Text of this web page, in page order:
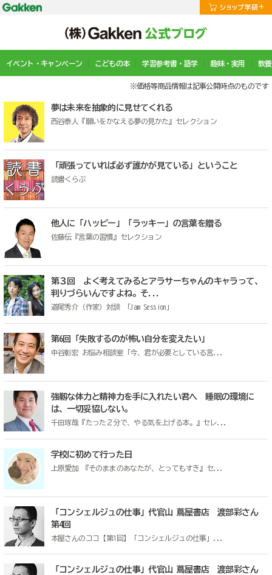
イベント・キャンペーン こどもの本 学習参考書・語学 趣味・実用 教
※価格等商品情報は記事公開時点のものです
夢は未来を抽象的に見せてくれる
西谷泰人『願いをかなえる夢の見かた』セレクション
「頑張っていれば必ず誰かが見ている」ということ
読書くらぶ
他人に「ハッピー」「ラッキー」の言葉を贈る
佐藤伝『言葉の習慣』セレクション
第３回 よく考えてみるとアラサーちゃんのキャラって、
判りづらいんですよね。そ...
道尾秀介（作家）対談 「Jam Session」
第6回「失敗するのが怖い自分を変えたい」
中谷彰宏 お悩み相談室「今、君が必要としている言...
強靱な体力と精神力を手に入れたい君へ 睡眠の環境に
は、一切妥協しない。
千田琢哉『たった２分で、やる気を上げる本。』セレ...
学校に初めて行った日
上原愛加 『そのままのあなたが、とってもすき』セ...
「コンシェルジュの仕事」代官山 蔦屋書店 渡部彩さん
第4回
本屋さんのココ【第1回】「コンシェルジュの仕事」...
「コンシェルジュの仕事」代官山 蔦屋書店 渡部彩さん